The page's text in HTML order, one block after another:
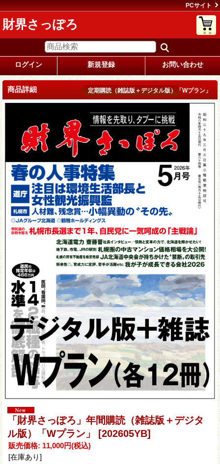
PCサイト
財界さっぽろ
ログイン 新規登録 お問い合わせ
商品詳細 定期購読（雑誌版＋デジタル版）「Wプラン」
「財界さっぽろ」年間購読（雑誌版＋デジタ
ル版）「Wプラン」
[202605YB]
販売価格: 11,000円(税込)
[在庫あり]